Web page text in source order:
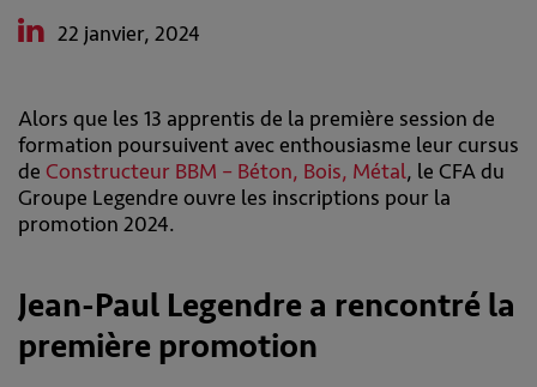
22 janvier, 2024
Alors que les 13 apprentis de la première session de
formation poursuivent avec enthousiasme leur cursus
de Constructeur BBM – Béton, Bois, Métal, le CFA du
Groupe Legendre ouvre les inscriptions pour la
promotion 2024.
Jean-Paul Legendre a rencontré la
première promotion